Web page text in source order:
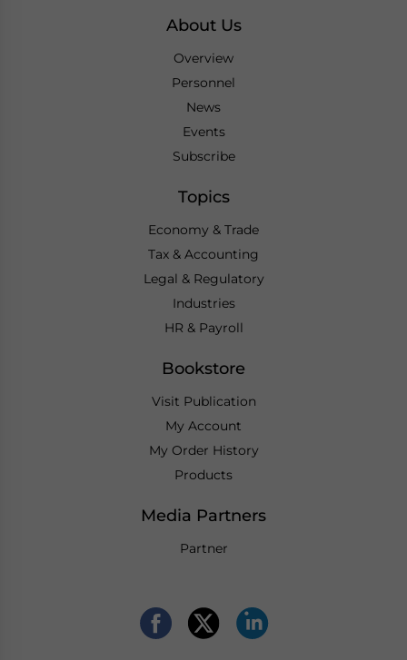
About Us
Overview
Personnel
News
Events
Subscribe
Topics
Economy & Trade
Tax & Accounting
Legal & Regulatory
Industries
HR & Payroll
Bookstore
Visit Publication
My Account
My Order History
Products
Media Partners
Partner